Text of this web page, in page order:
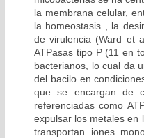
la membrana celular,
la homeostasis , la
de virulencia (Ward et
ATPasas tipo P (11 en
bacterianos, lo cual da
del bacilo en
que se encargan de
referenciadas como
expulsar los metales en
transportan iones